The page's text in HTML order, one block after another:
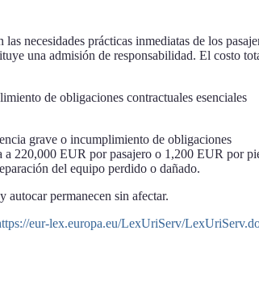
necesidades prácticas inmediatas de los
una admisión de responsabilidad. El costo
de obligaciones contractuales esenciales
grave o incumplimiento de obligaciones
a 220,000 EUR por pasajero o 1,200 EUR por
del equipo perdido o dañado.
permanecen sin afectar.
eur-lex.europa.eu/LexUriServ/